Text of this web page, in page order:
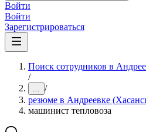
Войти
Войти
Зарегистрироваться
Поиск сотрудников в
/
... /
резюме в Андреевке
машинист тепловоза